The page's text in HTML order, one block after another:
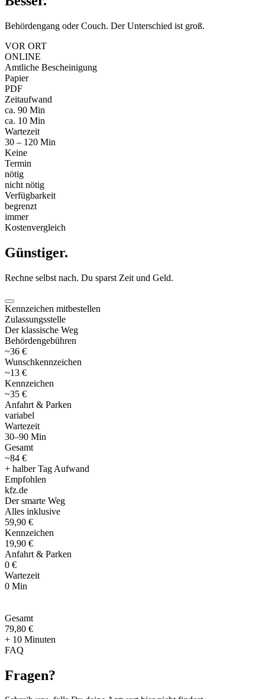
Behördengang oder Couch. Der Unterschied ist groß.
VOR ORT
ONLINE
Amtliche Bescheinigung
Papier
PDF
Zeitaufwand
ca. 90 Min
ca. 10 Min
Wartezeit
30 – 120 Min
Keine
Termin
nötig
nicht nötig
Verfügbarkeit
begrenzt
immer
Kostenvergleich
Günstiger.
Rechne selbst nach. Du sparst Zeit und Geld.
Kennzeichen mitbestellen
Zulassungsstelle
Der klassische Weg
Behördengebühren
~36 €
Wunschkennzeichen
~13 €
Kennzeichen
~35 €
Anfahrt & Parken
variabel
Wartezeit
30–90 Min
Gesamt
~84 €
+ halber Tag Aufwand
Empfohlen
kfz.de
Der smarte Weg
Alles inklusive
59,90 €
Kennzeichen
19,90 €
Anfahrt & Parken
0 €
Wartezeit
0 Min
Gesamt
79,80 €
+ 10 Minuten
FAQ
Fragen?